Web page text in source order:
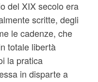
del XIX secolo era
scritte, degli
le cadenze, che
totale libertà
la pratica
in disparte a